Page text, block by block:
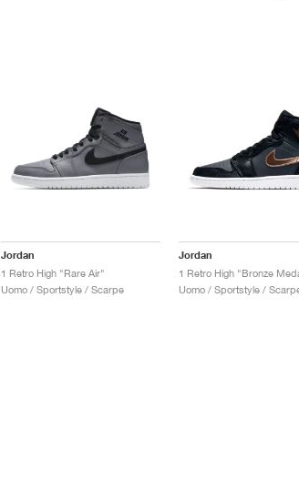
Jordan
1 Retro High "Rare Air"
Uomo / Sportstyle / Scarpe
Jordan
1 Retro High "Bronze
Uomo / Sportstyle /